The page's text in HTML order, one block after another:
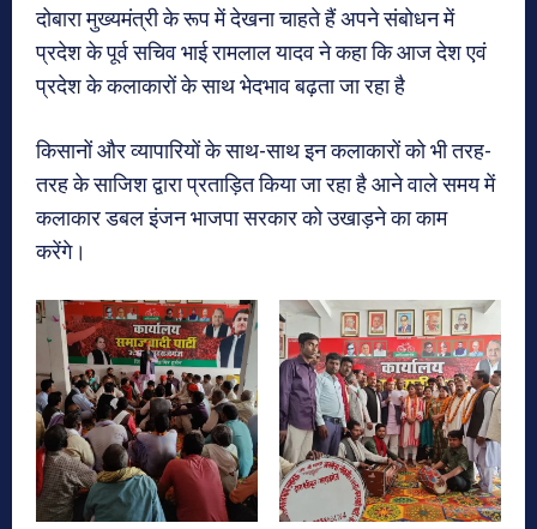
दोबारा मुख्यमंत्री के रूप में देखना चाहते हैं अपने संबोधन में
प्रदेश के पूर्व सचिव भाई रामलाल यादव ने कहा कि आज देश एवं
प्रदेश के कलाकारों के साथ भेदभाव बढ़ता जा रहा है
किसानों और व्यापारियों के साथ-साथ इन कलाकारों को भी तरह-
तरह के साजिश द्वारा प्रताड़ित किया जा रहा है आने वाले समय में
कलाकार डबल इंजन भाजपा सरकार को उखाड़ने का काम
करेंगे।